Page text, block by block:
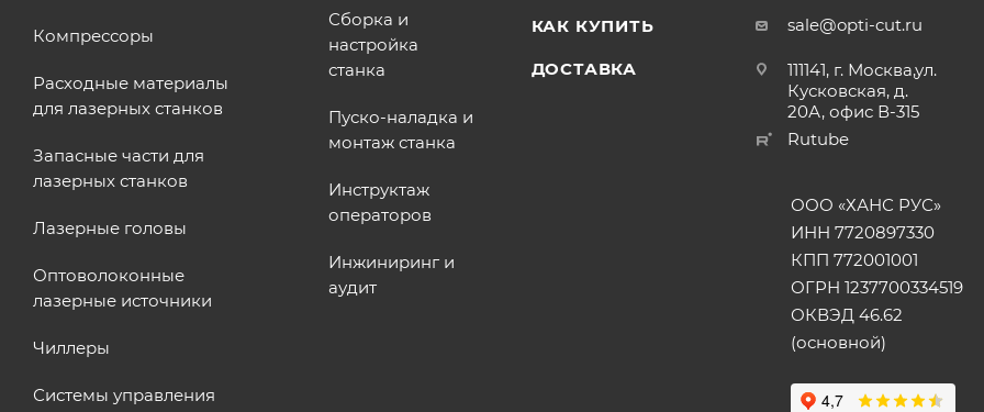
Компрессоры
Расходные материалы
для лазерных станков
Запасные части для
лазерных станков
Лазерные головы
Оптоволоконные
лазерные источники
Чиллеры
Системы управления
Сборка и
настройка
станка
Пуско-наладка и
монтаж станка
Инструктаж
операторов
Инжиниринг и
аудит
КАК КУПИТЬ
ДОСТАВКА
sale@opti-cut.ru
111141, г. Москва,ул.
Кусковская, д.
20А, офис В-315
Rutube
ООО «ХАНС РУС»
ИНН 7720897330
КПП 772001001
ОГРН 1237700334519
ОКВЭД 46.62
(основной)